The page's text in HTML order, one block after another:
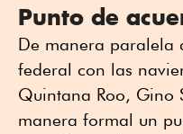
Punto de
De manera paralela
federal con las
Quintana Roo, Gino
manera formal un